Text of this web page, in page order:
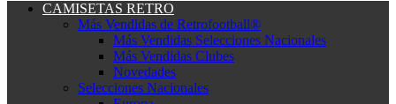
CAMISETAS RETRO
Más Vendidas de Retrofootball®
Más Vendidas Selecciones Nacionales
Más Vendidas Clubes
Novedades
Selecciones Nacionales